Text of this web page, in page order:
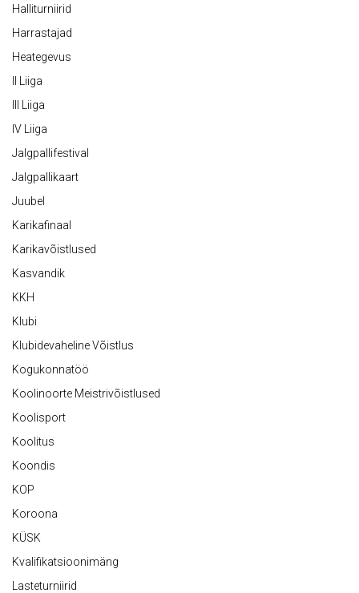
Halliturniirid
Harrastajad
Heategevus
II Liiga
III Liiga
IV Liiga
Jalgpallifestival
Jalgpallikaart
Juubel
Karikafinaal
Karikavõistlused
Kasvandik
KKH
Klubi
Klubidevaheline Võistlus
Kogukonnatöö
Koolinoorte Meistrivõistlused
Koolisport
Koolitus
Koondis
KOP
Koroona
KÜSK
Kvalifikatsioonimäng
Lasteturniirid